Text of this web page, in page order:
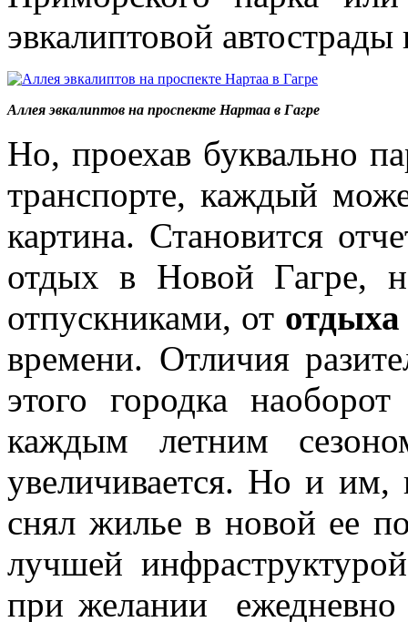
эвкалиптовой
Аллея эвкалиптов на проспекте Нартаа в Гагре
Но, проехав буквально
транспорте, каждый
картина. Становится
отдых в Новой Гагре,
отпускниками, от
времени. Отличия
этого городка
каждым летним
увеличивается. Но и им,
снял жилье в новой ее
лучшей
при желании ежедневно